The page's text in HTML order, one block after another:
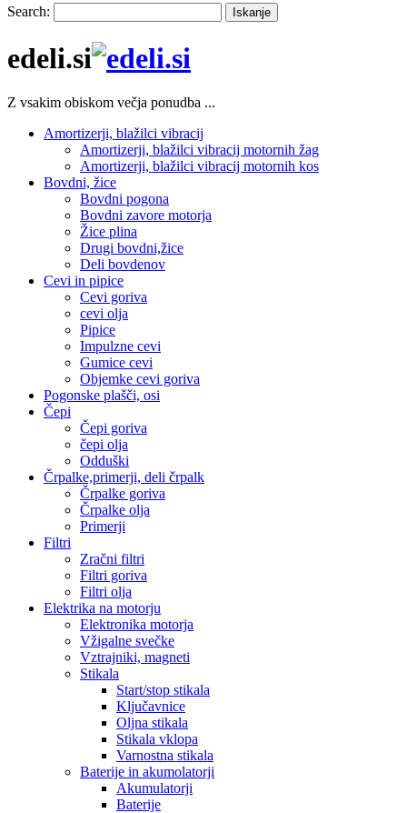
Search: Iskanje
edeli.si
Z vsakim obiskom večja ponudba ...
Amortizerji, blažilci vibracij
Amortizerji, blažilci vibracij motornih žag
Amortizerji, blažilci vibracij motornih kos
Bovdni, žice
Bovdni pogona
Bovdni zavore motorja
Žice plina
Drugi bovdni,žice
Deli bovdenov
Cevi in pipice
Cevi goriva
cevi olja
Pipice
Impulzne cevi
Gumice cevi
Objemke cevi goriva
Pogonske plašči, osi
Čepi
Čepi goriva
čepi olja
Odduški
Črpalke,primerji, deli črpalk
Črpalke goriva
Črpalke olja
Primerji
Filtri
Zračni filtri
Filtri goriva
Filtri olja
Elektrika na motorju
Elektronika motorja
Vžigalne svečke
Vztrajniki, magneti
Stikala
Start/stop stikala
Ključavnice
Oljna stikala
Stikala vklopa
Varnostna stikala
Baterije in akumolatorji
Akumulatorji
Baterije